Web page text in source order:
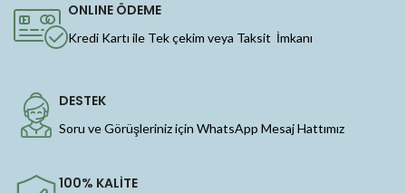
ONLINE ÖDEME
Kredi Kartı ile Tek çekim veya Taksit İmkanı
DESTEK
Soru ve Görüşleriniz için WhatsApp Mesaj Hattımız
100% KALİTE